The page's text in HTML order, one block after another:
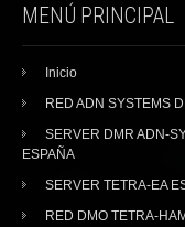
MENÚ PRINCIPAL
Inicio
RED ADN SYSTEMS
SERVER DMR ADN-
ESPAÑA
SERVER TETRA-EA
RED DMO TETRA-